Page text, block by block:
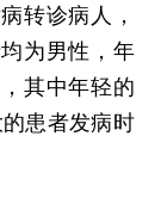
转诊病人，
为男性，年
其中年轻的
患者发病时